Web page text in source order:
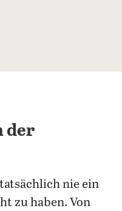
der
nie ein
zu haben. Von